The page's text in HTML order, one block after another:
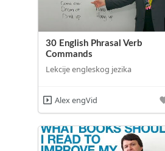
30 English Phrasal Verb
Commands
Lekcije engleskog jezika
Alex engVid